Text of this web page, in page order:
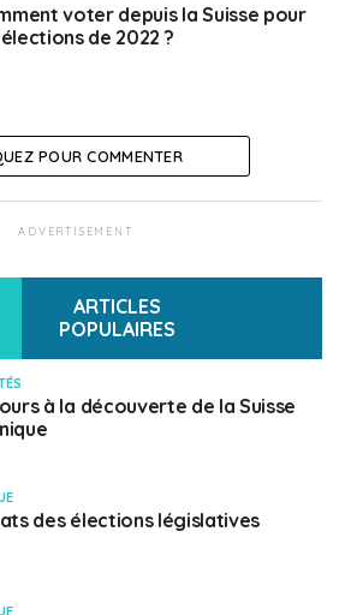
voter depuis la Suisse pour
de 2022 ?
POUR COMMENTER
ADVERTISEMENT
ARTICLES
POPULAIRES
à la découverte de la Suisse
des élections législatives